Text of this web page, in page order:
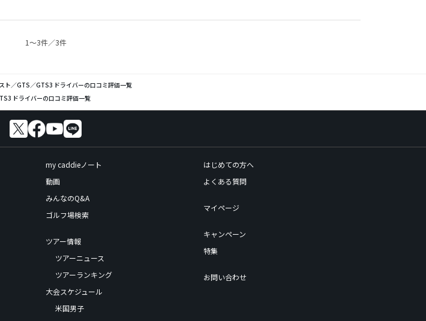
に大差は無いように感じましたし、2の構えた感じが
たのですが、３が自分にとっても丁度良い感じでした
1〜3件／3件
ト／GTS／GTS3 ドライバーの口コミ評価一覧
ドライバーの口コミ評価一覧
my caddieノート
動画
みんなのQ&A
ゴルフ場検索
ツアー情報
ツアーニュース
ツアーランキング
大会スケジュール
米国男子
はじめての方へ
よくある質問
マイページ
キャンペーン
特集
お問い合わせ